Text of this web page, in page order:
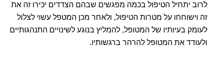
לרוב יתחיל הטיפול בכמה מפגשים שבהם הצדדים יכירו זה את
זה וישוחחו על מטרות הטיפול, ולאחר מכן המטפל עשוי לצלול
לעומק בעיותיו של המטופל, להמליץ בנוגע לשינויים התנהגותיים
ולעודד את המטופל להרהר ברגשותיו.